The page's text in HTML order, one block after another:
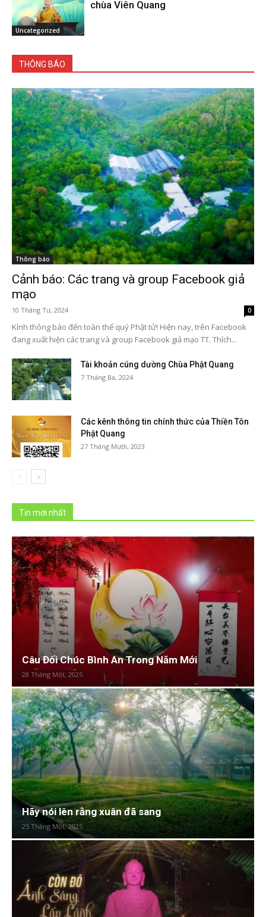
Uncategorized
chùa Viên Quang
THÔNG BÁO
Thông báo
Cảnh báo: Các trang và group Facebook giả
mạo
10 Tháng Tư, 2024 0
Kính thông báo đến toàn thể quý Phật tử! Hiện nay, trên Facebook
đang xuất hiện các trang và group Facebook giả mạo TT. Thích...
Tài khoản cúng dường Chùa Phật Quang
7 Tháng Ba, 2024
Các kênh thông tin chính thức của Thiền Tôn
Phật Quang
27 Tháng Mười, 2023
Tin mới nhất
Câu Đối Chúc Bình An Trong Năm Mới
28 Tháng Một, 2025
Hãy nói lên rằng xuân đã sang
25 Tháng Một, 2025